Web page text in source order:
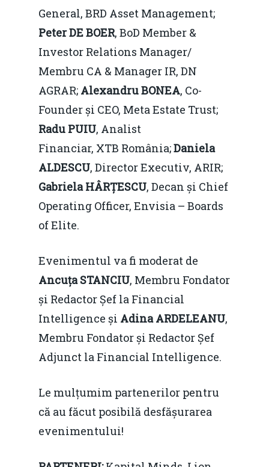
General, BRD Asset Management;
Peter DE BOER, BoD Member &
Investor Relations Manager/
Membru CA & Manager IR, DN
AGRAR; Alexandru BONEA, Co-
Founder și CEO, Meta Estate Trust;
Radu PUIU, Analist
Financiar, XTB România;Daniela
ALDESCU, Director Executiv, ARIR;
Gabriela HÂRȚESCU, Decan și Chief
Operating Officer, Envisia – Boards
of Elite.
Evenimentul va fi moderat de
Ancuța STANCIU, Membru Fondator
și Redactor Șef la Financial
Intelligence și Adina ARDELEANU,
Membru Fondator și Redactor Șef
Adjunct la Financial Intelligence.
Le mulțumim partenerilor pentru
că au făcut posibilă desfășurarea
evenimentului!